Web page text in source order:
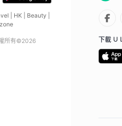
HK Beauty
所有©2026 下載 U